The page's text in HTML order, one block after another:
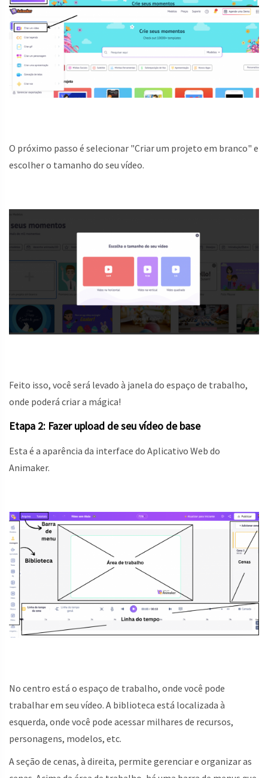
O próximo passo é selecionar "Criar um projeto em branco" e
escolher o tamanho do seu vídeo.
Feito isso, você será levado à janela do espaço de trabalho,
onde poderá criar a mágica!
Etapa 2: Fazer upload de seu vídeo de base
Esta é a aparência da interface do Aplicativo Web do
Animaker.
No centro está o espaço de trabalho, onde você pode
trabalhar em seu vídeo. A biblioteca está localizada à
esquerda, onde você pode acessar milhares de recursos,
personagens, modelos, etc.
A seção de cenas, à direita, permite gerenciar e organizar as